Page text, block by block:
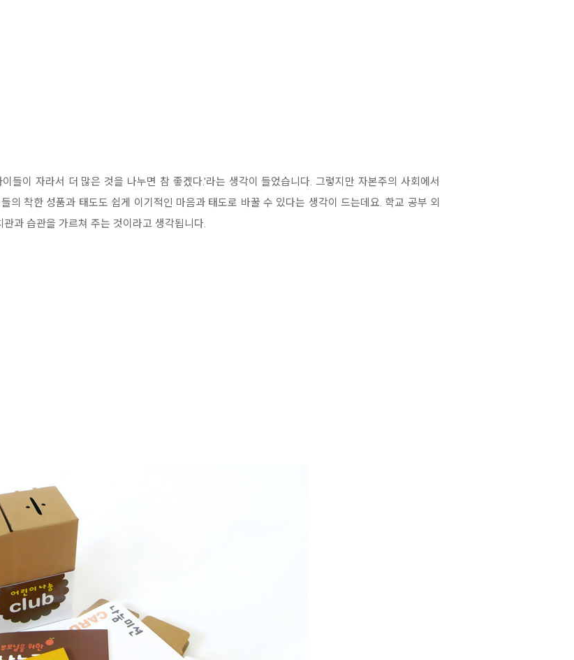
들이 자라서 더 많은 것을 나누면 참 좋겠다.'라는 생각이 들었습니다. 그렇지만 자본주의 사회에서
의 착한 성품과 태도도 쉽게 이기적인 마음과 태도로 바꿀 수 있다는 생각이 드는데요. 학교 공부 외
과 습관을 가르쳐 주는 것이라고 생각됩니다.